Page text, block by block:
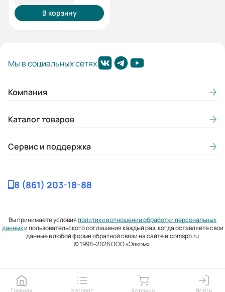
В корзину
Мы в социальных сетях
Компания
Каталог товаров
Сервис и поддержка
8 (861) 203-18-88
Вы принимаете условияполитики в отношении обработки персональных
данныхи пользовательского соглашения каждый раз, когда оставляете свои
данные в любой форме обратной связи на сайте elcomspb.ru
© 1998–2026 ООО «Элком».
Главная Каталог Корзина Войти